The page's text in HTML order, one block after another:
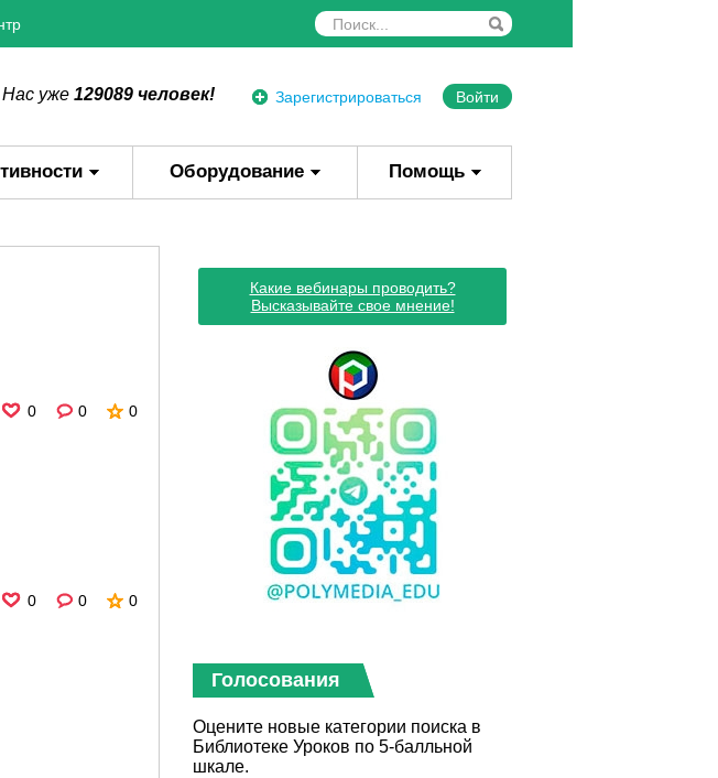
Зарегистрироваться Войти
Нас уже 129089 человек!
Оборудование Помощь
0 0 0
0 0 0
Какие вебинары проводить?
Высказывайте свое мнение!
Голосования
Оцените новые категории поиска в
Библиотеке Уроков по 5-балльной
шкале.